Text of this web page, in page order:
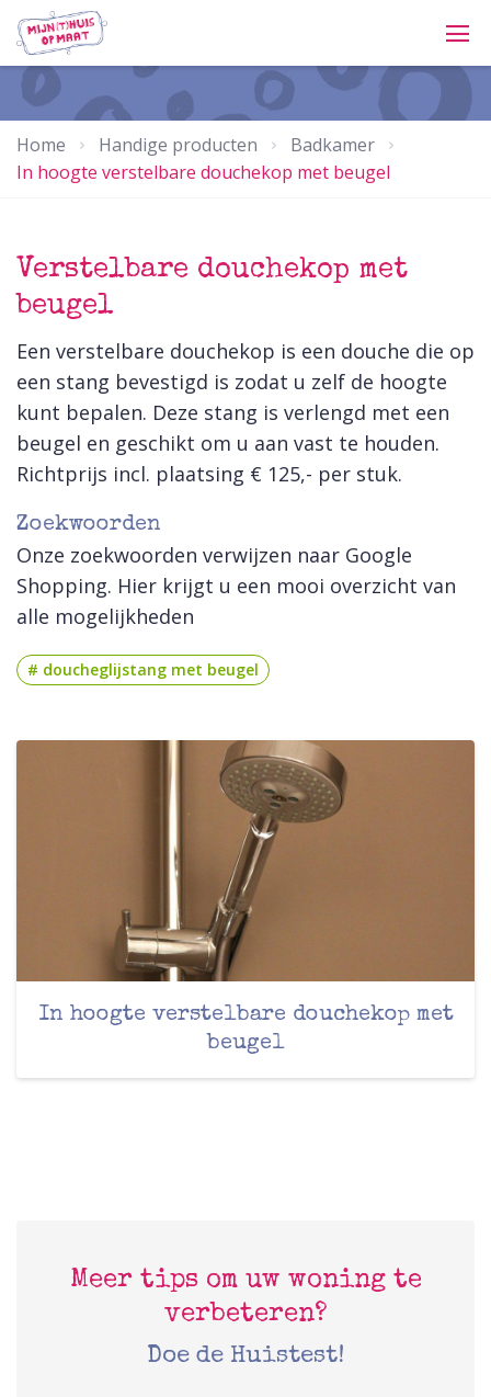
Home Handige producten
Badkamer
In hoogte verstelbare douchekop met beugel
In hoogte verstelbare douchekop met
beugel
Verstelbare douchekop met
beugel
Een verstelbare douchekop is een douche die op
een stang bevestigd is zodat u zelf de hoogte
kunt bepalen. Deze stang is verlengd met een
beugel en geschikt om u aan vast te houden.
Richtprijs incl. plaatsing € 125,- per stuk.
Zoekwoorden
Onze zoekwoorden verwijzen naar Google
Shopping. Hier krijgt u een mooi overzicht van
alle mogelijkheden
# doucheglijstang met beugel
Meer tips om uw woning te
verbeteren?
Doe de Huistest!